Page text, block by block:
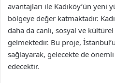
avantajları ile Kadıköy’ün yeni
bölgeye değer katmaktadır.
daha da canlı, sosyal ve
gelmektedir. Bu proje,
sağlayarak, gelecekte de
edecektir.